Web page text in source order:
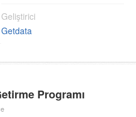
Geliştirici
Getdata
Programı